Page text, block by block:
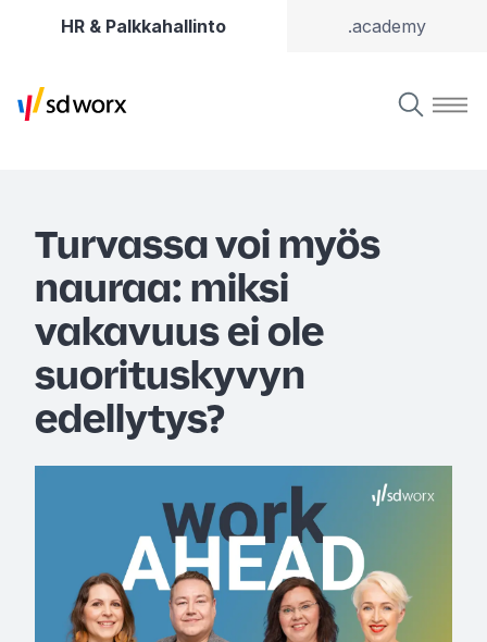
HR & Palkkahallinto .academy
Turvassa voi myös
nauraa: miksi
vakavuus ei ole
suorituskyvyn
edellytys?